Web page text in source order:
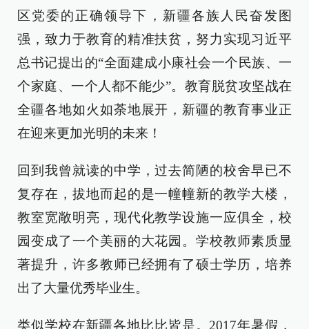
区党委的正确领导下，新疆各族人民奋发图
强，致力于教育的精准扶贫，努力实现习近平
总书记提出的“全面建成小康社会一个民族、一
个家庭、一个人都不能少”。教育脱贫攻坚战在
全疆各地如火如荼地展开，新疆的教育事业正
在迎来更加光明的未来！
回到我曾就读的中学，过去简陋的校舍早已不
复存在，拔地而起的是一幢幢新的教学大楼，
教室宽敞明亮，现代化教学设施一应俱全，校
园变成了一个美丽的大花园。学校教师素质显
著提升，许多教师已经拥有了硕士学历，培养
出了大量优秀毕业生。
类似学校在新疆各地比比皆是。2017年暑假，